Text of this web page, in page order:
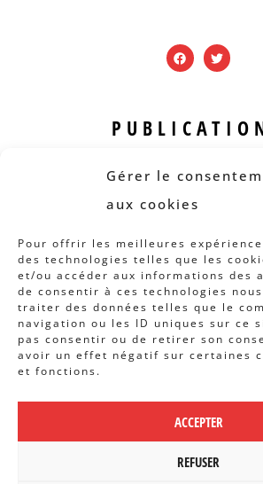
Gérer le
aux cookies
Pour offrir les meilleures
des technologies telles que les
et/ou accéder aux informations des
de consentir à ces technologies
traiter des données telles que le
navigation ou les ID uniques sur ce
pas consentir ou de retirer son
avoir un effet négatif sur certaines
et fonctions.
ACCEPTER
REFUSER
Revue B.I.S.
Rapports et analyses
Articles
AUTRES
Actions
Concertation
Archives
POLITIQUE DE
CBCS ASBL |